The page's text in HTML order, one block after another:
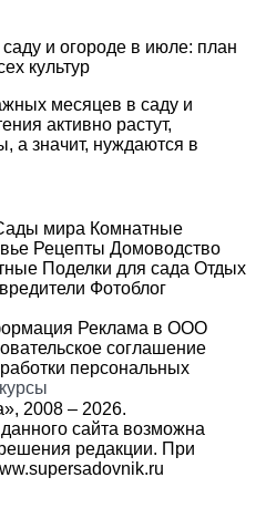
и огороде в июле: план
культур
месяцев в саду и
активно растут,
а значит, нуждаются в
мира Комнатные
Рецепты Домоводство
Поделки для сада Отдых
Фотоблог
Реклама в ООО
соглашение
персональных
2008 – 2026.
сайта возможна
редакции. При